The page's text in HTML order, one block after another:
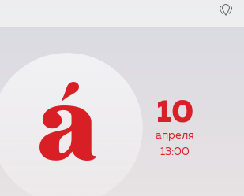
10
апреля
13:00